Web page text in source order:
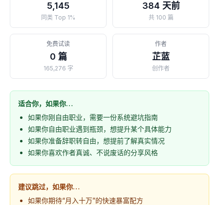
5,145
同类 Top 1%
384 天前
共 100 篇
免费试读
0 篇
165,276 字
作者
芷蓝
创作者
适合你，如果你…
如果你刚自由职业，需要一份系统避坑指南
如果你自由职业遇到瓶颈，想提升某个具体能力
如果你准备辞职转自由，想提前了解真实情况
如果你喜欢作者真诚、不说废话的分享风格
建议跳过，如果你…
如果你期待“月入十万”的快速暴富配方